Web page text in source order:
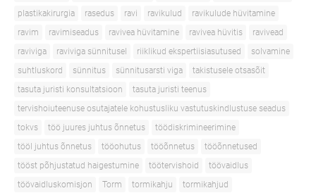
plastikakirurgia
rasedus ravi ravikulud
ravikulude hüvitamine
ravim
ravimiseadus ravivea hüvitamine ravivea hüvitis
ravivead
raviviga
raviviga sünnitusel riiklikud ekspertiisiasutused
solvamine
suhtluskord
sünnitus sünnitusarsti viga
takistusele otsasõit
tasuta juristi konsultatsioon
tasuta juristi teenus
tervishoiuteenuse osutajatele kohustusliku vastutuskindlustuse seadus
tokvs
töö juures juhtus õnnetus
töödiskrimineerimine
tööl juhtus õnnetus
tööohutus tööõnnetus
tööõnnetused
tööst põhjustatud haigestumine
töötervishoid
töövaidlus
töövaidluskomisjon
Torm tormikahju
tormikahjud